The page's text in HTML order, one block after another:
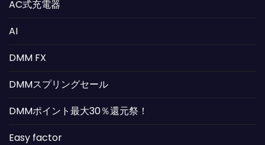
AC式充電器
AI
DMM FX
DMMスプリングセール
DMMポイント最大30％還元祭！
Easy factor